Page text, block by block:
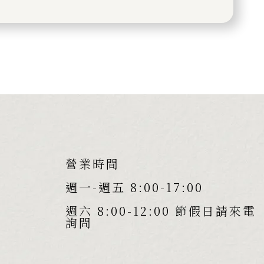
營業時間
週一-週五 8:00-17:00
週六 8:00-12:00 節假日請來電
詢問